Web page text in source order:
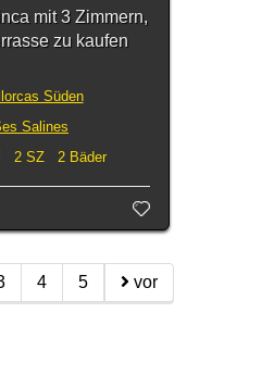
mit 3 Zimmern,
zu kaufen
Süden
Salines
2 SZ 2 Bäder
4 5 vor